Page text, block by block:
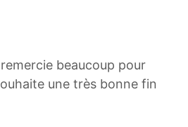
beaucoup pour
une très bonne fin